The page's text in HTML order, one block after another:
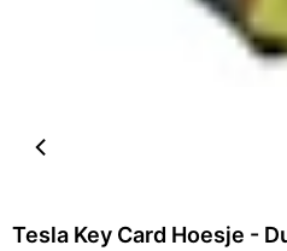
Tesla Key Card Hoesje -